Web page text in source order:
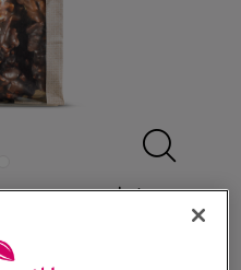
un sachet